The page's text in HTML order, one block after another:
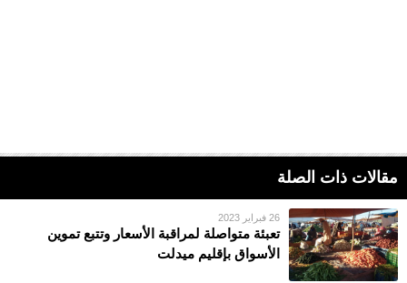
مقالات ذات الصلة
26 فبراير 2023
تعبئة متواصلة لمراقبة الأسعار وتتبع تموين
الأسواق بإقليم ميدلت